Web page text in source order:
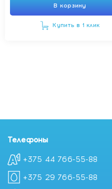
доставкой в Минске
В корзину
Купить в 1 клик
Телефоны
+375 44 766-55-88
+375 29 766-55-88